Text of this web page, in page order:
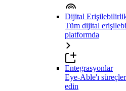
Dijital
Tüm dijital
platformda
Entegrasyonlar
Eye-Able'ı
edin